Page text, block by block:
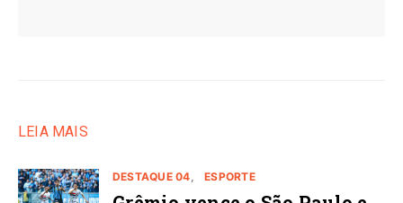
LEIA MAIS
DESTAQUE 04 ESPORTE